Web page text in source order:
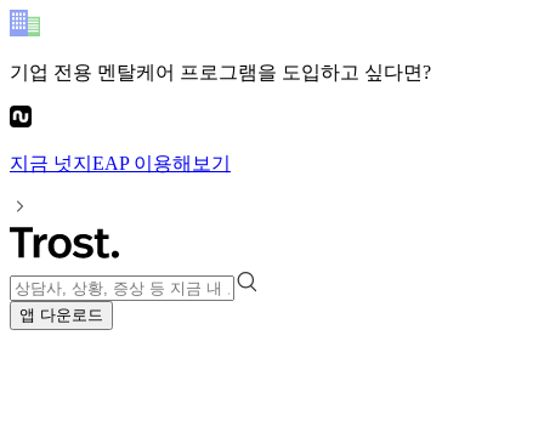
기업 전용 멘탈케어 프로그램을 도입하고 싶다면?
지금 넛지EAP이용해보기
앱 다운로드